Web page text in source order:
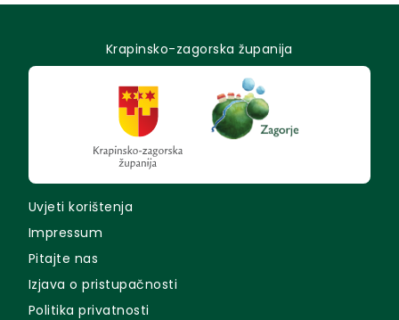
Krapinsko-zagorska županija
Uvjeti korištenja
Impressum
Pitajte nas
Izjava o pristupačnosti
Politika privatnosti